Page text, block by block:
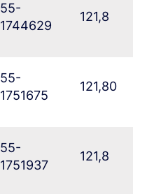
55-
1744629
121,8
55-
1751675
121,80
55-
1751937
121,8